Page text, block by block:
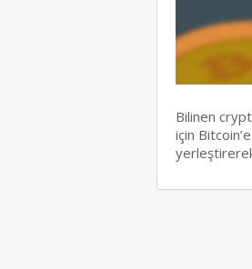
Bilinen
için